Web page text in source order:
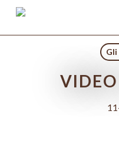
Skip
VIDEO